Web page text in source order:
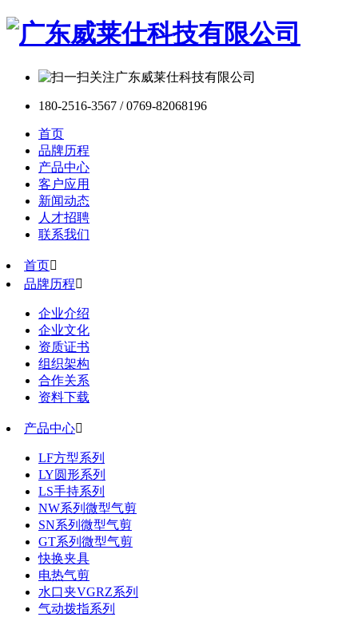
180-2516-3567 / 0769-82068196
首页
品牌历程
产品中心
客户应用
新闻动态
人才招聘
联系我们
首页
品牌历程
企业介绍
企业文化
资质证书
组织架构
合作关系
资料下载
产品中心
LF方型系列
LY圆形系列
LS手持系列
NW系列微型气剪
SN系列微型气剪
GT系列微型气剪
快换夹具
电热气剪
水口夹VGRZ系列
气动拨指系列